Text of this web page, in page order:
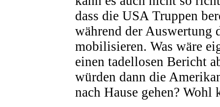
dass die USA Truppen
während der Auswertung
mobilisieren. Was wäre
einen tadellosen Bericht
würden dann die
nach Hause gehen? Wohl